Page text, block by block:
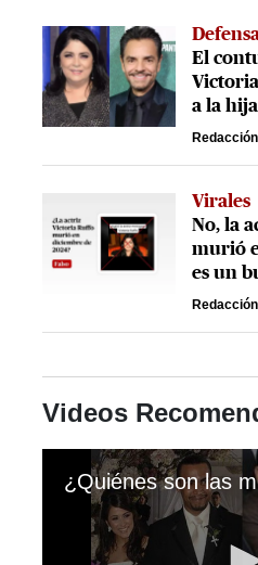
El
a la
Redacción
Virales
No, la
murió
es un
Redacción
Videos